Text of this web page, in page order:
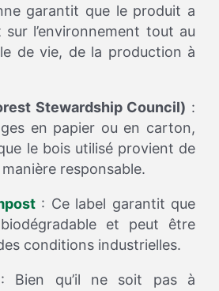
garantit que le produit a
l’environnement tout au
de vie, de la production à
Stewardship Council) :
en papier ou en carton,
le bois utilisé provient de
responsable.
: Ce label garantit que
biodégradable et peut être
conditions industrielles.
qu’il ne soit pas à